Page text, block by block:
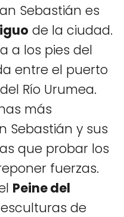
Sebastián es
de la ciudad.
a los pies del
entre el puerto
Río Urumea.
más
Sebastián y sus
que probar los
fuerzas.
Peine del
de